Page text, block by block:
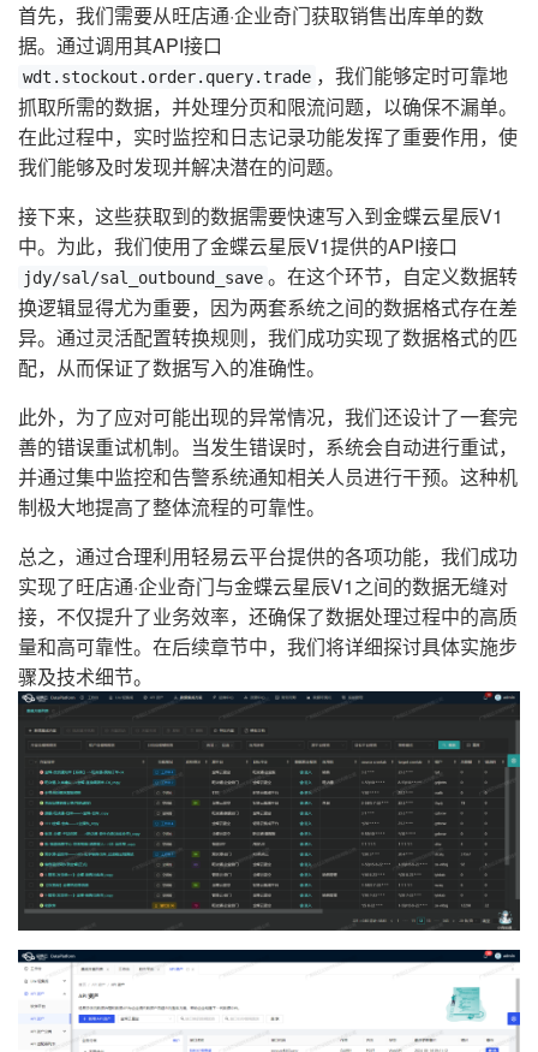
首先，我们需要从旺店通·企业奇门获取销售出库单的数
据。通过调用其API接口
wdt.stockout.order.query.trade ，我们能够定时可靠地
抓取所需的数据，并处理分页和限流问题，以确保不漏单。
在此过程中，实时监控和日志记录功能发挥了重要作用，使
我们能够及时发现并解决潜在的问题。
接下来，这些获取到的数据需要快速写入到金蝶云星辰V1
中。为此，我们使用了金蝶云星辰V1提供的API接口
jdy/sal/sal_outbound_save 。在这个环节，自定义数据转
换逻辑显得尤为重要，因为两套系统之间的数据格式存在差
异。通过灵活配置转换规则，我们成功实现了数据格式的匹
配，从而保证了数据写入的准确性。
此外，为了应对可能出现的异常情况，我们还设计了一套完
善的错误重试机制。当发生错误时，系统会自动进行重试，
并通过集中监控和告警系统通知相关人员进行干预。这种机
制极大地提高了整体流程的可靠性。
总之，通过合理利用轻易云平台提供的各项功能，我们成功
实现了旺店通·企业奇门与金蝶云星辰V1之间的数据无缝对
接，不仅提升了业务效率，还确保了数据处理过程中的高质
量和高可靠性。在后续章节中，我们将详细探讨具体实施步
骤及技术细节。